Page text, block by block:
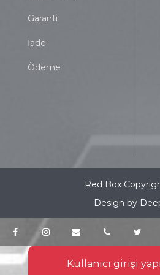
Kullanıcı girişi
Garanti
İade
Ödeme
Red Box
Design by